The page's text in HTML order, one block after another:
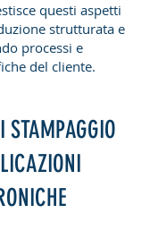
questi aspetti
strutturata e
processi e
del cliente.
STAMPAGGIO